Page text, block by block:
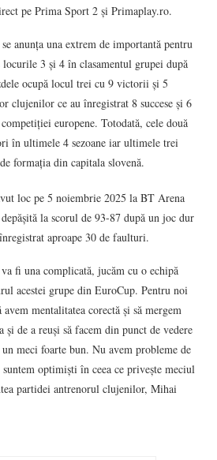
pe Prima Sport 2 și Primaplay.ro.
anunța una extrem de importantă pentru
3 și 4 în clasamentul grupei după
ocupă locul trei cu 9 victorii și 5
clujenilor ce au înregistrat 8 succese și 6
europene. Totodată, cele două
în ultimele 4 sezoane iar ultimele trei
formația din capitala slovenă.
loc pe 5 noiembrie 2025 la BT Arena
la scorul de 93-87 după un joc dur
aproape 30 de faulturi.
fi una complicată, jucăm cu o echipă
acestei grupe din EuroCup. Pentru noi
mentalitatea corectă și să mergem
și de a reuși să facem din punct de vedere
meci foarte bun. Nu avem probleme de
optimiști în ceea ce privește meciul
partidei antrenorul clujenilor, Mihai